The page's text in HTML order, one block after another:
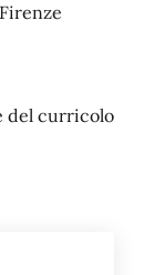
del curricolo